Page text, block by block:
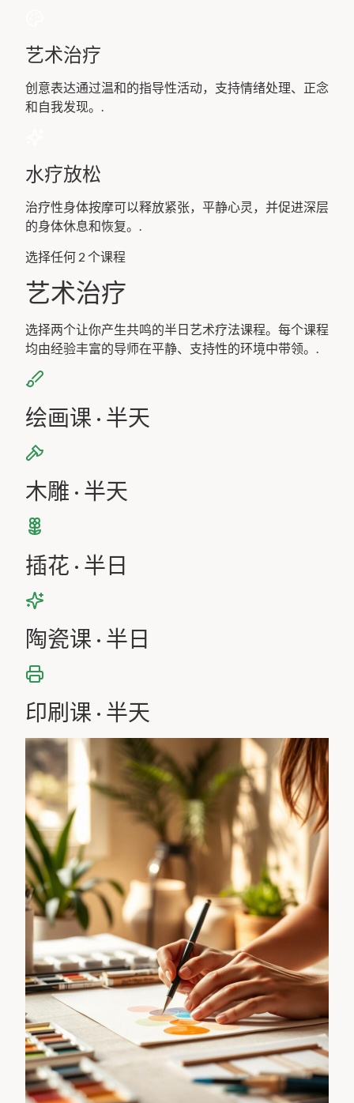
艺术治疗
创意表达通过温和的指导性活动，支持情绪处理、正念
和自我发现。.
水疗放松
治疗性身体按摩可以释放紧张，平静心灵，并促进深层
的身体休息和恢复。.
选择任何 2 个课程
艺术治疗
选择两个让你产生共鸣的半日艺术疗法课程。每个课程
均由经验丰富的导师在平静、支持性的环境中带领。.
绘画课 · 半天
木雕 · 半天
插花 · 半日
陶瓷课 · 半日
印刷课 · 半天